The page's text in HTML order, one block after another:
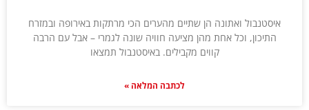
איסטנבול ואתונה הן שתיים מהערים הכי מרתקות באירופה ובמזרח
התיכון, וכל אחת מהן מציעה חוויה שונה לגמרי – אבל עם הרבה
קווים מקבילים. באיסטנבול תמצאו
לכתבה המלאה »